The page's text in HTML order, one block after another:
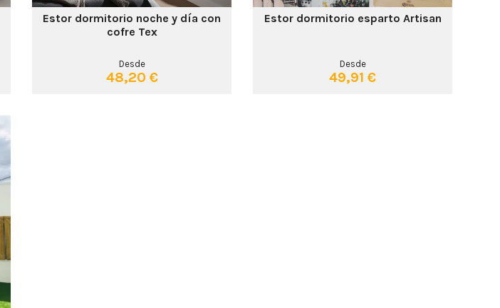
Estor dormitorio noche y día con
cofre Tex
Desde
48,20 €
Estor dormitorio esparto Artisan
Desde
49,91 €